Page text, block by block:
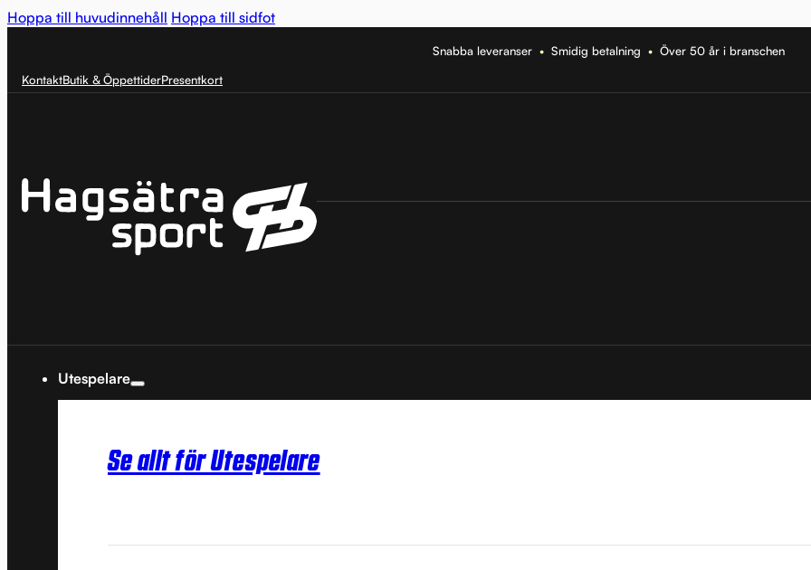
Hoppa till huvudinnehåll Hoppa till sidfot
Snabba leveranser •Smidig betalning •Över 50 år i branschen
KontaktButik & ÖppettiderPresentkort
Utespelare
Se allt för Utespelare